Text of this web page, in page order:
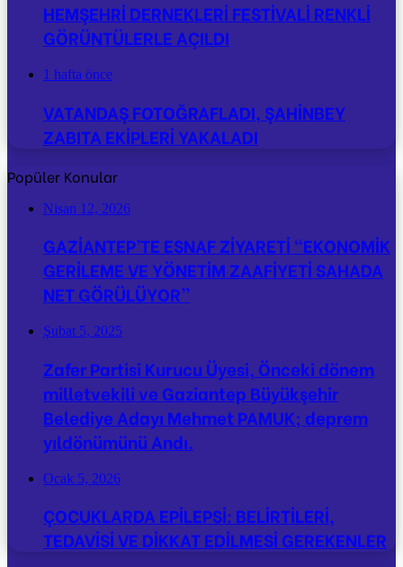
HEMŞEHRİ DERNEKLERİ FESTİVALİ RENKLİ
GÖRÜNTÜLERLE AÇILDI
1 hafta önce
VATANDAŞ FOTOĞRAFLADI, ŞAHİNBEY
ZABITA EKİPLERİ YAKALADI
Popüler Konular
Nisan 12, 2026
GAZİANTEP’TE ESNAF ZİYARETİ “EKONOMİK
GERİLEME VE YÖNETİM ZAAFİYETİ SAHADA
NET GÖRÜLÜYOR”
Şubat 5, 2025
Zafer Partisi Kurucu Üyesi, Önceki dönem
milletvekili ve Gaziantep Büyükşehir
Belediye Adayı Mehmet PAMUK; deprem
yıldönümünü Andı.
Ocak 5, 2026
ÇOCUKLARDA EPİLEPSİ: BELİRTİLERİ,
TEDAVİSİ VE DİKKAT EDİLMESİ GEREKENLER